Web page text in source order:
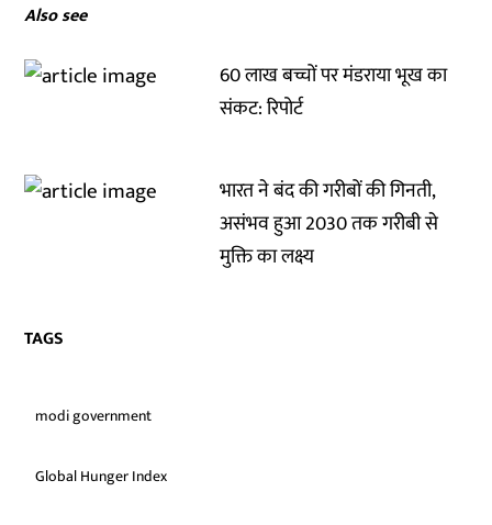
Also see
60 लाख बच्चों पर मंडराया भूख का
संकट: रिपोर्ट
भारत ने बंद की गरीबों की गिनती,
असंभव हुआ 2030 तक गरीबी से
मुक्ति का लक्ष्य
TAGS
modi government
Global Hunger Index